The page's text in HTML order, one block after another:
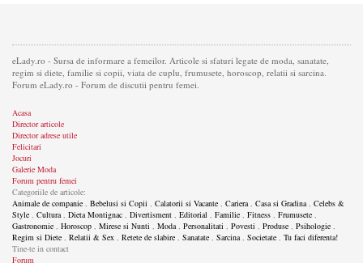
eLady.ro - Sursa de informare a femeilor. Articole si sfaturi legate de moda, sanatate,
regim si diete, familie si copii, viata de cuplu, frumusete, horoscop, relatii si sarcina.
Forum eLady.ro - Forum de discutii pentru femei.
Acasa
Director articole
Director adrese utile
Felicitari
Jocuri
Galerie Moda
Forum pentru femei
Categoriile de articole:
Animale de companie , Bebelusi si Copii , Calatorii si Vacante , Cariera, Casa si Gradina, Celebs &
Style , Cultura, Dieta Montignac , Divertisment , Editorial , Familie , Fitness , Frumusete ,
Gastronomie , Horoscop , Mirese si Nunti , Moda, Personalitati , Povesti , Produse , Psihologie ,
Regim si Diete , Relatii & Sex , Retete de slabire , Sanatate , Sarcina, Societate , Tu faci diferenta!
Tine-te in contact
Forum